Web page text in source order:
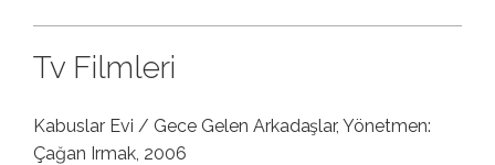
Tv Filmleri
Kabuslar Evi / Gece Gelen Arkadaşlar, Yönetmen:
Çağan Irmak, 2006